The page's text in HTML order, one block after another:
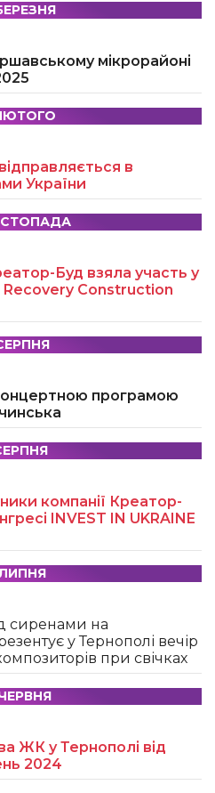
мікрорайоні
в
України
Буд взяла участь у
Construction
програмою
компанії Креатор-
INVEST IN UKRAINE
сиренами на
у Тернополі вечір
при свічках
ЖК у Тернополі від
2024